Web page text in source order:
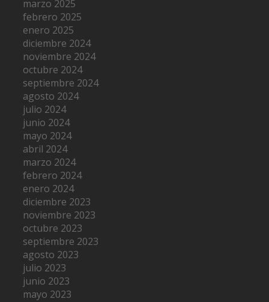
marzo 2025
febrero 2025
enero 2025
diciembre 2024
noviembre 2024
octubre 2024
septiembre 2024
agosto 2024
julio 2024
junio 2024
mayo 2024
abril 2024
marzo 2024
febrero 2024
enero 2024
diciembre 2023
noviembre 2023
octubre 2023
septiembre 2023
agosto 2023
julio 2023
junio 2023
mayo 2023